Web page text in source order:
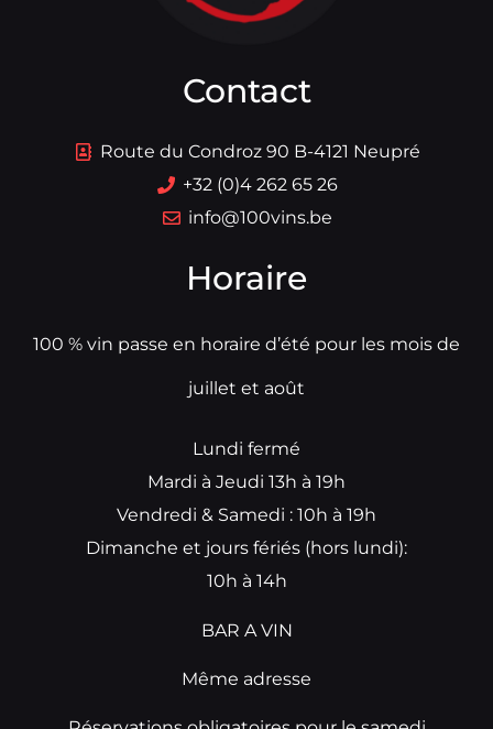
Contact
Route du Condroz 90 B-4121 Neupré
+32 (0)4 262 65 26
info@100vins.be
Horaire
100 % vin passe en horaire d’été pour les mois de
juillet et août
Lundi fermé
Mardi à Jeudi 13h à 19h
Vendredi & Samedi : 10h à 19h
Dimanche et jours fériés (hors lundi):
10h à 14h
BAR A VIN
Même adresse